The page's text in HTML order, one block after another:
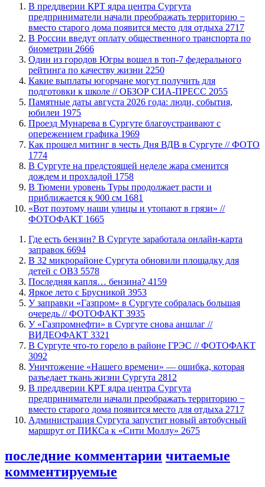
​В преддверии КРТ ядра центра Сургута
предприниматели начали преображать территорию −
вместо старого дома появится место для отдыха 2717
В России введут оплату общественного транспорта по
биометрии 2666
Один из городов Югры вошел в топ-7 федерального
рейтинга по качеству жизни 2250
Какие выплаты югорчане могут получить для
подготовки к школе // ОБЗОР СИА-ПРЕСС 2055
​Памятные даты августа 2026 года: люди, события,
юбилеи 1975
​Проезд Мунарева в Сургуте благоустраивают с
опережением графика 1969
Как прошел митинг в честь Дня ВДВ в Сургуте // ФОТО
1774
В Сургуте на предстоящей неделе жара сменится
дождем и прохладой 1758
В Тюмени уровень Туры продолжает расти и
приближается к 900 см 1681
«Вот поэтому наши улицы и утопают в грязи» //
ФОТОФАКТ 1665
​Где есть бензин? В Сургуте заработала онлайн-карта
заправок 6694
В 32 микрорайоне Сургута обновили площадку для
детей с ОВЗ 5578
​Последняя капля… бензина? 4159
Яркое лето с Брусникой 3953
​У заправки «Газпром» в Сургуте собралась большая
очередь // ФОТОФАКТ 3935
У «Газпромнефти» в Сургуте снова аншлаг //
ВИДЕОФАКТ 3321
​В Сургуте что-то горело в районе ГРЭС // ФОТОФАКТ
3092
​Уничтожение «Нашего времени» — ошибка, которая
разъедает ткань жизни Сургута 2812
​В преддверии КРТ ядра центра Сургута
предприниматели начали преображать территорию −
вместо старого дома появится место для отдыха 2717
​Администрация Сургута запустит новый автобусный
маршрут от ПИКСа к «Сити Моллу» 2675
последние комментарии читаемые
комментируемые